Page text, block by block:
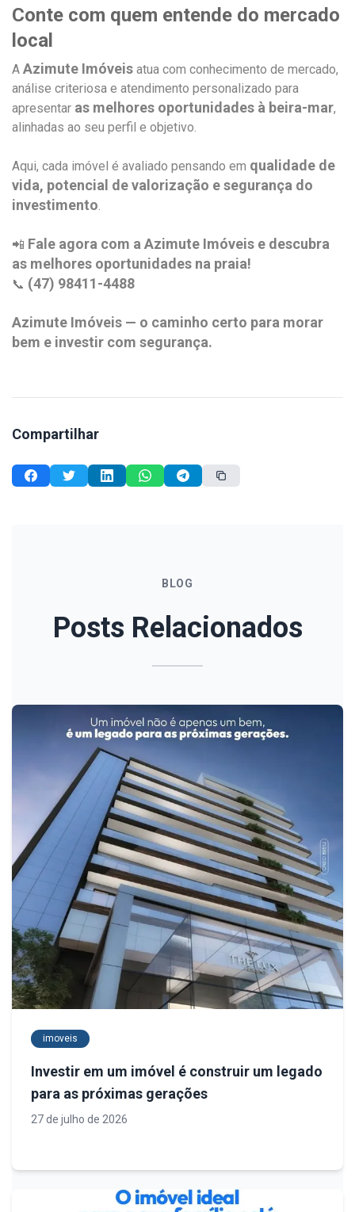
Conte com quem entende do mercado
local
A Azimute Imóveis atua com conhecimento de mercado,
análise criteriosa e atendimento personalizado para
apresentar as melhores oportunidades à beira-mar,
alinhadas ao seu perfil e objetivo.
Aqui, cada imóvel é avaliado pensando em qualidade de
vida, potencial de valorização e segurança do
investimento
📲 Fale agora com a Azimute Imóveis e descubra
as melhores oportunidades na praia!
📞 (47) 98411-4488
Azimute Imóveis — o caminho certo para morar
bem e investir com segurança.
Compartilhar
BLOG
Posts Relacionados
imoveis
Investir em um imóvel é construir um legado
para as próximas gerações
27 de julho de 2026